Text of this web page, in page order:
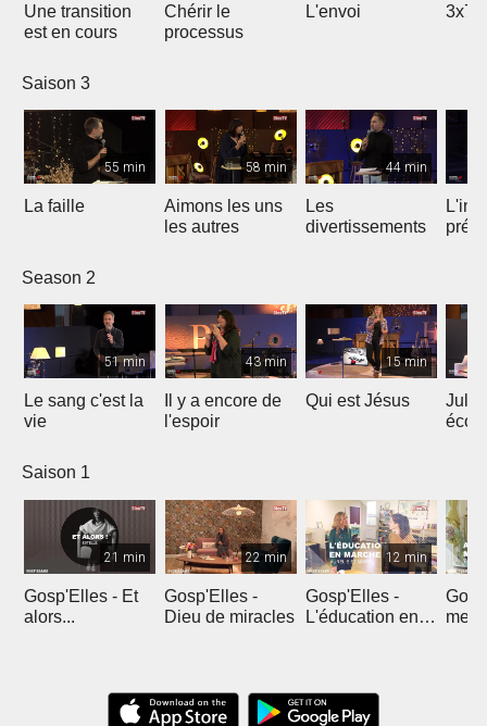
Une transition
est en cours
Chérir le
processus
L'envoi 3x7
Saison 3
55 min
La faille
58 min
Aimons les uns
les autres
44 min
Les
divertissements
Season 2
51 min
Le sang c'est la
vie
43 min
Il y a encore de
l'espoir
15 min
Qui est Jésus
Saison 1
21 min
Gosp'Elles - Et
alors...
22 min
Gosp'Elles -
Dieu de miracles
12 min
Gosp'Elles -
L'éducation en
mes